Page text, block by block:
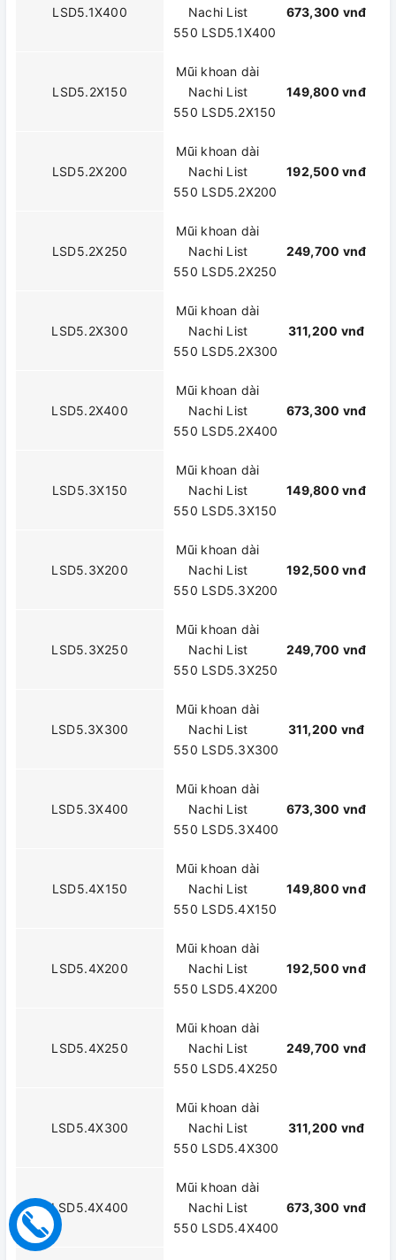
LSD5.1X400
Nachi List
550 LSD5.1X400
673,300 vnđ
LSD5.2X150
Mũi khoan dài
Nachi List
550 LSD5.2X150
149,800 vnđ
LSD5.2X200
Mũi khoan dài
Nachi List
550 LSD5.2X200
192,500 vnđ
LSD5.2X250
Mũi khoan dài
Nachi List
550 LSD5.2X250
249,700 vnđ
LSD5.2X300
Mũi khoan dài
Nachi List
550 LSD5.2X300
311,200 vnđ
LSD5.2X400
Mũi khoan dài
Nachi List
550 LSD5.2X400
673,300 vnđ
LSD5.3X150
Mũi khoan dài
Nachi List
550 LSD5.3X150
149,800 vnđ
LSD5.3X200
Mũi khoan dài
Nachi List
550 LSD5.3X200
192,500 vnđ
LSD5.3X250
Mũi khoan dài
Nachi List
550 LSD5.3X250
249,700 vnđ
LSD5.3X300
Mũi khoan dài
Nachi List
550 LSD5.3X300
311,200 vnđ
LSD5.3X400
Mũi khoan dài
Nachi List
550 LSD5.3X400
673,300 vnđ
LSD5.4X150
Mũi khoan dài
Nachi List
550 LSD5.4X150
149,800 vnđ
LSD5.4X200
Mũi khoan dài
Nachi List
550 LSD5.4X200
192,500 vnđ
LSD5.4X250
Mũi khoan dài
Nachi List
550 LSD5.4X250
249,700 vnđ
LSD5.4X300
Mũi khoan dài
Nachi List
550 LSD5.4X300
311,200 vnđ
LSD5.4X400
Mũi khoan dài
Nachi List
550 LSD5.4X400
673,300 vnđ